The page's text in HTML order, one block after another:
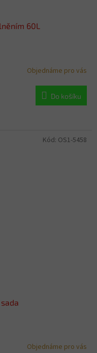
60L
Objednáme pro vás
Do košíku
Objednáme pro vás
Kód: OS1-5458